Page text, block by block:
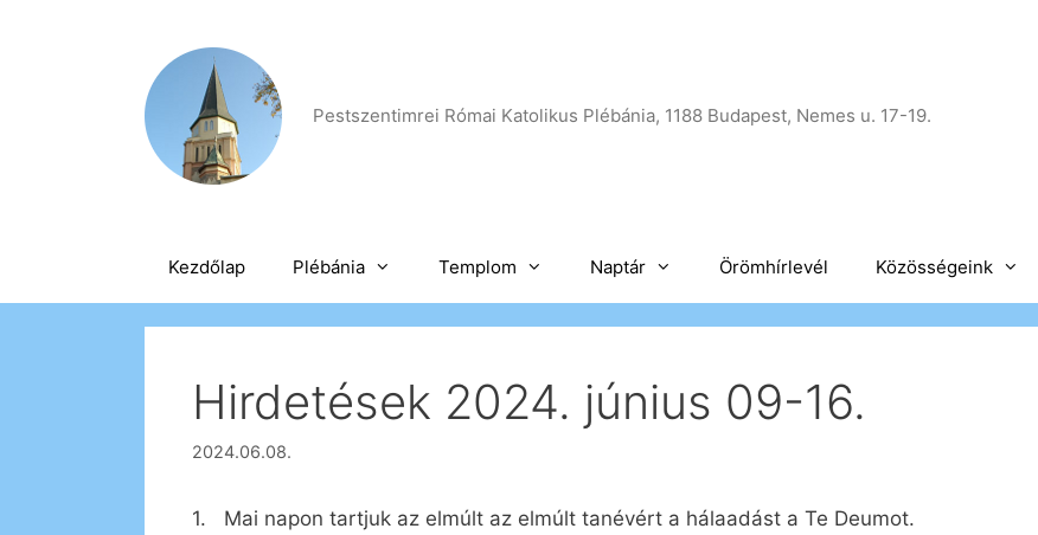
Pestszentimrei Római Katolikus Plébánia, 1188 Budapest, Nemes u. 17-19.
Kezdőlap Plébánia Templom Naptár Örömhírlevél Közösségeink
Hirdetések 2024. június 09-16.
2024.06.08.
1. Mai napon tartjuk az elmúlt az elmúlt tanévért a hálaadást a Te Deumot.